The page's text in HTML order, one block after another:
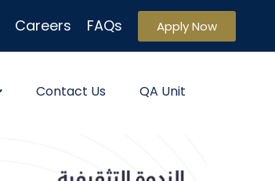
Careers FAQs Apply Now
Contact Us QA Unit